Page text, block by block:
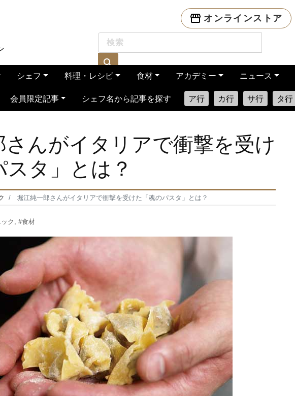
オンラインストア
シェフ 料理・レシピ 食材 アカデミー ニュース
会員限定記事 シェフ名から記事を探す ア行 カ行 サ行 タ行
さんがイタリアで衝撃を受け
タ」とは？
堀江純一郎さんがイタリアで衝撃を受けた「魂のパスタ」とは？
ク, #食材